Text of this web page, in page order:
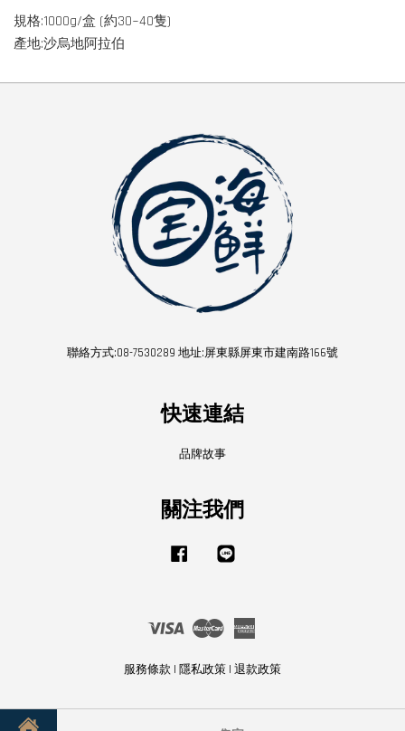
規格:1000g/盒 (約30~40隻)
產地:沙烏地阿拉伯
聯絡方式:08-7530289 地址:屏東縣屏東市建南路166號
快速連結
品牌故事
關注我們
Facebook
Visa Master
服務條款 | 隱私政策 | 退款政策